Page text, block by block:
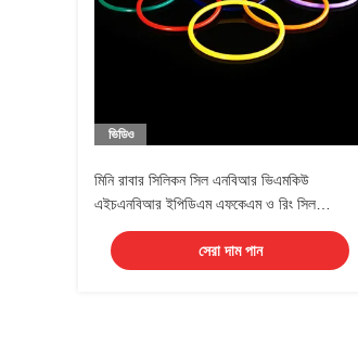
ভিডিও
মিনি রাবার সিলিকন সিল এনবিআর ভিএমকিউ
এইচএনবিআর ইপিডিএম এফকেএম ও রিং সিল
কাস্টমাইজড রঙ
সেরা দাম পান